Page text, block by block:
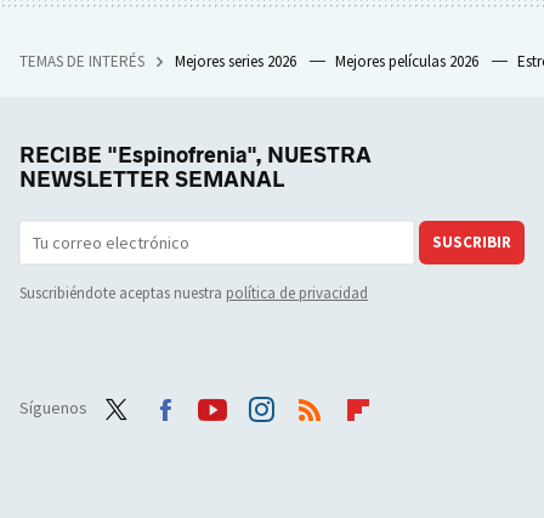
TEMAS DE INTERÉS Mejores series 2026 Mejores películas 2026
RECIBE "Espinofrenia", NUESTRA
NEWSLETTER SEMANAL
SUSCRIBIR
Suscribiéndote aceptas nuestra política de privacidad
Síguenos